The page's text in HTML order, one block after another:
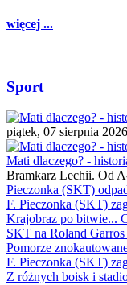
więcej ...
Sport
piątek, 07 sierpnia
Mati dlaczego? -
Bramkarz Lechii. Od
Pieczonka (SKT)
F. Pieczonka (SKT)
Krajobraz po bitwie...
SKT na Roland Garros
Pomorze
F. Pieczonka (SKT)
Z różnych boisk i